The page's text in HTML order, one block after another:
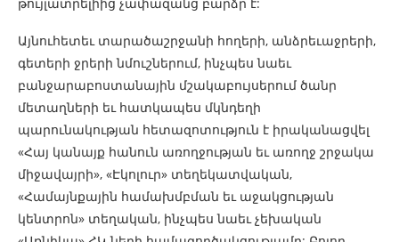
Այնուհետեւ տարածաշրջանի հողերի, անձրեւաջրերի,
գետերի ջրերի նմուշներում, ինչպես նաեւ
բանջարաբոստանային մշակաբույսերում ծանր
մետաղների եւ հատկապես մկնդեղի
պարունակության հետազոտություն է իրականացվել
«Հայ կանայք հանուն առողջության եւ առողջ շրջակա
միջավայրի», «Էկոլուր» տեղեկատվական,
«Համայնքային համախմբման եւ աջակցության
կենտրոն» տեղական, ինչպես նաեւ չեխական